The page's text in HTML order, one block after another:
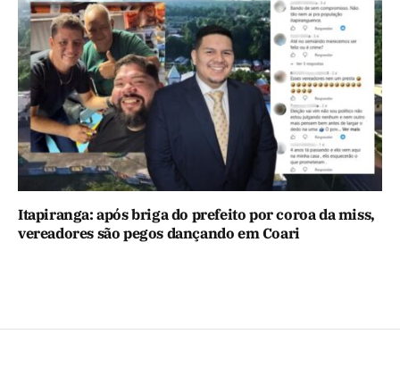
Itapiranga: após briga do prefeito por coroa da miss,
vereadores são pegos dançando em Coari